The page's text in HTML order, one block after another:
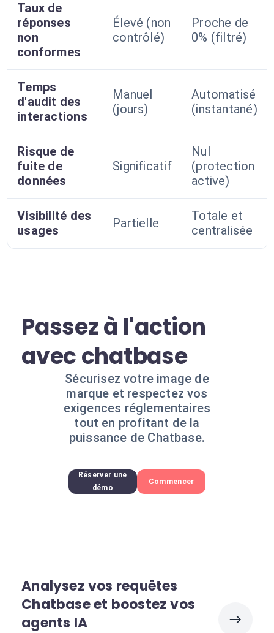
Taux de
réponses
non
conformes
Élevé (non
contrôlé)
Proche de
0% (filtré)
Temps
d'audit des
interactions
Manuel
(jours)
Automatisé
(instantané)
Risque de
fuite de
données
Significatif
Nul
(protection
active)
Visibilité des
usages
Partielle
Totale et
centralisée
Passez à l'action
avec chatbase
Sécurisez votre image de
marque et respectez vos
exigences réglementaires
tout en profitant de la
puissance de Chatbase.
Réserver une
démo
Commencer
Analysez vos requêtes
Chatbase et boostez vos
agents IA